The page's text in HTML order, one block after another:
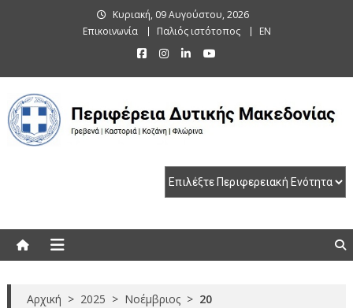
Κυριακή, 09 Αυγούστου, 2026
Επικοινωνία
Παλιός ιστότοπος EN
Αρχική > 2025 > Νοέμβριος > 20